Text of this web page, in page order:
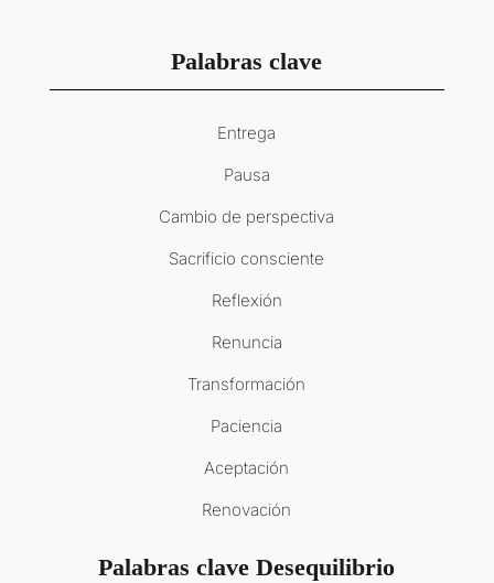
Palabras clave
Entrega
Pausa
Cambio de perspectiva
Sacrificio consciente
Reflexión
Renuncia
Transformación
Paciencia
Aceptación
Renovación
Palabras clave Desequilibrio